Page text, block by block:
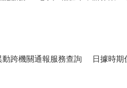
動跨機關通報服務查詢 日據時